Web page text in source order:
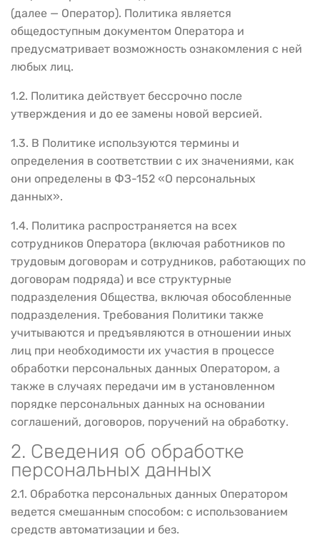
(далее — Оператор). Политика является
общедоступным документом Оператора и
предусматривает возможность ознакомления с ней
любых лиц.
1.2. Политика действует бессрочно после
утверждения и до ее замены новой версией.
1.3. В Политике используются термины и
определения в соответствии с их значениями, как
они определены в ФЗ-152 «О персональных
данных».
1.4. Политика распространяется на всех
сотрудников Оператора (включая работников по
трудовым договорам и сотрудников, работающих по
договорам подряда) и все структурные
подразделения Общества, включая обособленные
подразделения. Требования Политики также
учитываются и предъявляются в отношении иных
лиц при необходимости их участия в процессе
обработки персональных данных Оператором, а
также в случаях передачи им в установленном
порядке персональных данных на основании
соглашений, договоров, поручений на обработку.
2. Сведения об обработке
персональных данных
2.1. Обработка персональных данных Оператором
ведется смешанным способом: с использованием
средств автоматизации и без.